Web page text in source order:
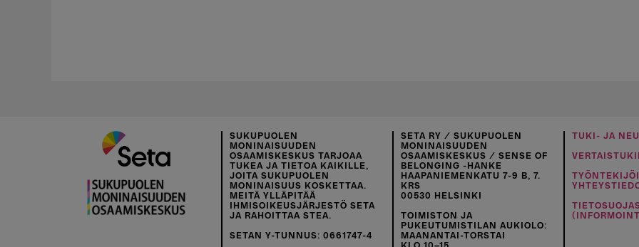
SUKUPUOLEN
MONINAISUUDEN
OSAAMISKESKUS TARJOAA
TUKEA JA TIETOA KAIKILLE,
JOITA SUKUPUOLEN
MONINAISUUS KOSKETTAA.
MEITÄ YLLÄPITÄÄ
IHMISOIKEUSJÄRJESTÖ SETA
JA RAHOITTAA STEA.
SETAN Y-TUNNUS: 0661747-4
SETA RY / SUKUPUOLEN
MONINAISUUDEN
OSAAMISKESKUS / SENSE OF
BELONGING -HANKE
HAAPANIEMENKATU 7-9 B, 7.
KRS
00530 HELSINKI
TOIMISTON JA
PUKEUTUMISTILAN AUKIOLO:
MAANANTAI-TORSTAI
TUKI- JA